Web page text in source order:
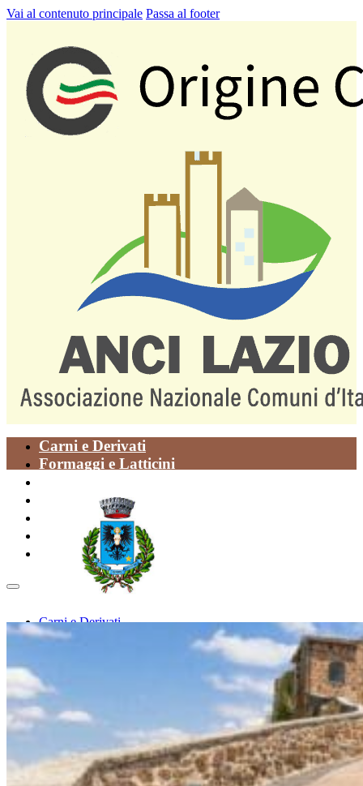
Vai al contenuto principale Passa al footer
Carni e Derivati
Formaggi e Latticini
Paste Alimentari
Piatti della Tradizione
Prodotti da Forno
Vegetali
Carni e Derivati
Paste Alimentari
Piatti della Tradizione